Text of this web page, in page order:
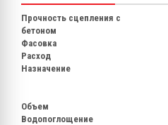
Прочность сцепления с
бетоном
Фасовка
Расход
Назначение
Объем
Водопоглощение